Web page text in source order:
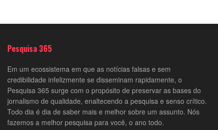
Pesquisa 365
Em um ecossistema em que as notícias falsas e sem
credibilidade infelizmente se disseminam rapidamente, o
Pesquisa 365 surge com o propósito de preservar as bases do
jornalismo de qualidade, enaltecendo a pesquisa e senso crítico.
Todo dia é dia de saber mais e melhor sobre um assunto. Nós
fazemos a melhor pesquisa para você, o ano todo.